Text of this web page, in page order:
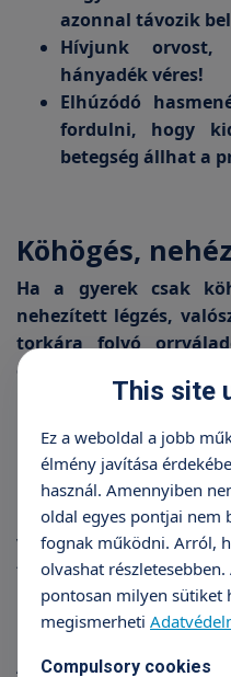
azonnal távozik
Hívjunk
hányadék véres!
Elhúzódó
fordulni, hogy
betegség állhat a
Köhögés,
Ha a gyerek csak
nehezített légzés,
torkára folyó
orrspray használatával
Kínzó, ugató vagy
kell keresni,
belégzést vagy
Ha evés után
vesz erőt a gyereken,
test került a légcsőbe.
A bőrön
This site
Ez a weboldal a jobb
élmény javítása
használ. Amennyiben
oldal egyes pontjai nem
fognak működni. Arról,
olvashat
pontosan milyen sütiket
megismerheti
Compulsory cookies